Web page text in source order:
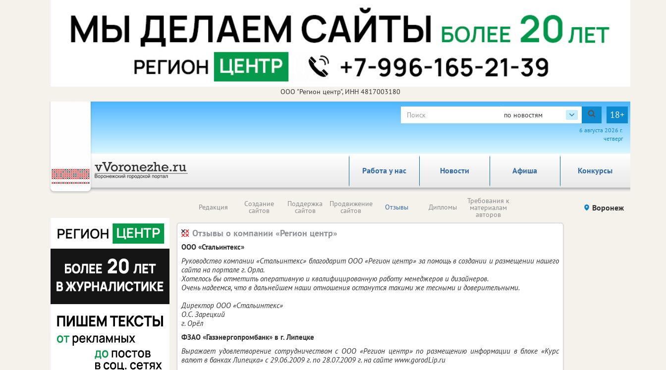
ООО "Регион центр", ИНН 4817003180
по новостям 18+
6 августа 2026 г.
четверг
Работа у нас Новости Афиша Конкурсы
Редакция Создание
сайтов
Поддержка
сайтов
Продвижение
сайтов Отзывы Дипломы
Требования к
материалам
авторов
Воронеж
Отзывы о компании «Регион центр»
ООО «Стальинтекс»
Руководство компании «Стальинтекс» благодарит ООО «Регион центр» за помощь в создании и размещении нашего
сайта на портале г. Орла.
Хотелось бы отметить оперативную и квалифицированную работу менеджеров и дизайнеров.
Очень надеемся, что в дальнейшем наши отношения останутся такими же тесными и доверительными.
Директор ООО «Стальинтекс»
О.С. Зарецкий
г. Орёл
ФЗАО «Газэнергопромбанк» в г. Липецке
Выражает удовлетворение сотрудничеством с ООО «Регион центр» по размещению информации в блоке «Курс
валют в банках Липецка» с 29.06.2009 г. по 28.07.2009 г. на сайте www.gorodLip.ru